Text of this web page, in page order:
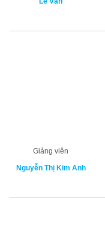
Giảng viên
Nguyễn Thị Kim Anh